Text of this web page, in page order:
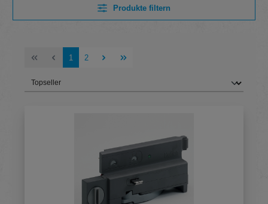
Produkte filtern
Seite
1 Seite
2